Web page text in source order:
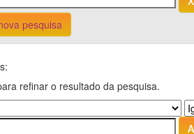
pesquisa
refinar o resultado da pesquisa.